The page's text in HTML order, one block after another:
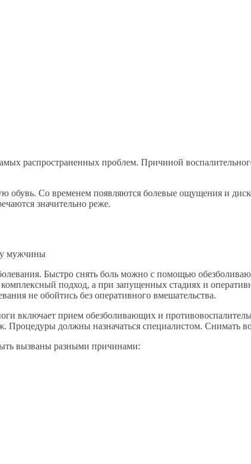
распространенных проблем. Причиной
обувь. Со временем появляются болевые ощущения и
значительно реже.
Быстро снять боль можно с помощью
подход, а при запущенных стадиях и
не обойтись без оперативного вмешательства.
включает прием обезболивающих и
Процедуры должны назначаться специалистом. Снимать
вызваны разными причинами: